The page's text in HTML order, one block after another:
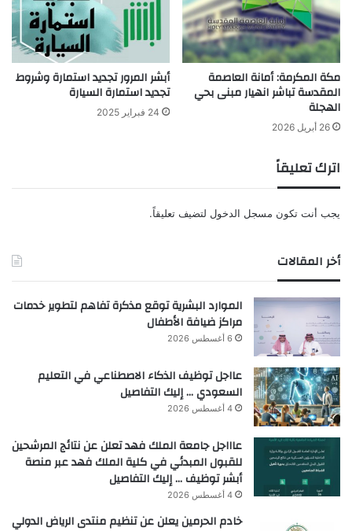
مكة المكرمة: أمانة العاصمة
المقدسة تباشر انهيار مبنى بحي
الهجلة
26 أبريل 2026
أبشر المرور تجديد استمارة وشروط
تجديد استمارة السيارة
24 فبراير 2025
اترك تعليقاً
يجب أنت تكون مسجل الدخول لتضيف تعليقاً.
أخر المقالات
الموارد البشرية توقع مذكرة تفاهم لتطوير خدمات
مراكز ضيافة الأطفال
6 أغسطس 2026
عااجل توظيف الذكاء الاصطناعي في التعليم
السعودي … إليك التفاصيل
4 أغسطس 2026
عاااجل جامعة الملك فهد تعلن عن نتائج المرشحين
للقبول المبدئي في كلية الملك فهد عبر منصة
أبشر توظيف … إليك التفاصيل
4 أغسطس 2026
خادم الحرمين يعلن عن تنظيم منتدى الرياض الدولي